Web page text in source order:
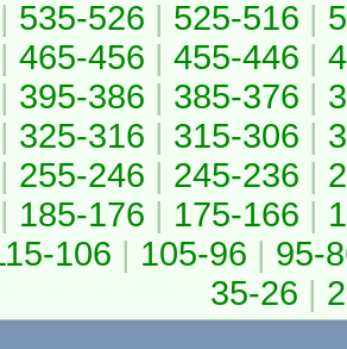
| 535-526 | 525-516 |
| 465-456 | 455-446 |
| 395-386 | 385-376 |
| 325-316 | 315-306 |
| 255-246 | 245-236 |
| 185-176 | 175-166 |
106 | 105-96 | 95-
35-26 |